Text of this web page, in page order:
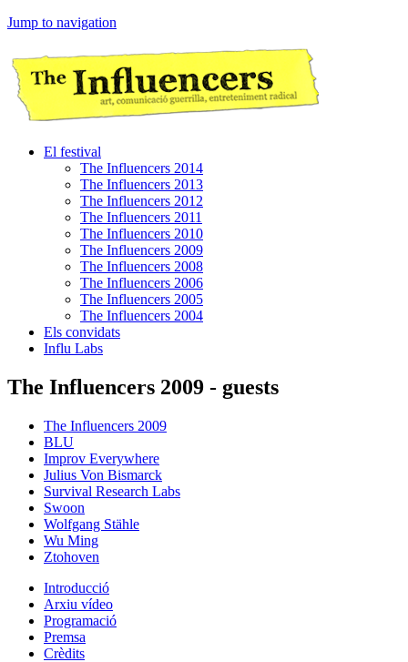
Jump to navigation
El festival
The Influencers 2014
The Influencers 2013
The Influencers 2012
The Influencers 2011
The Influencers 2010
The Influencers 2009
The Influencers 2008
The Influencers 2006
The Influencers 2005
The Influencers 2004
Els convidats
Influ Labs
The Influencers 2009 - guests
The Influencers 2009
BLU
Improv Everywhere
Julius Von Bismarck
Survival Research Labs
Swoon
Wolfgang Stähle
Wu Ming
Ztohoven
Introducció
Arxiu vídeo
Programació
Premsa
Crèdits